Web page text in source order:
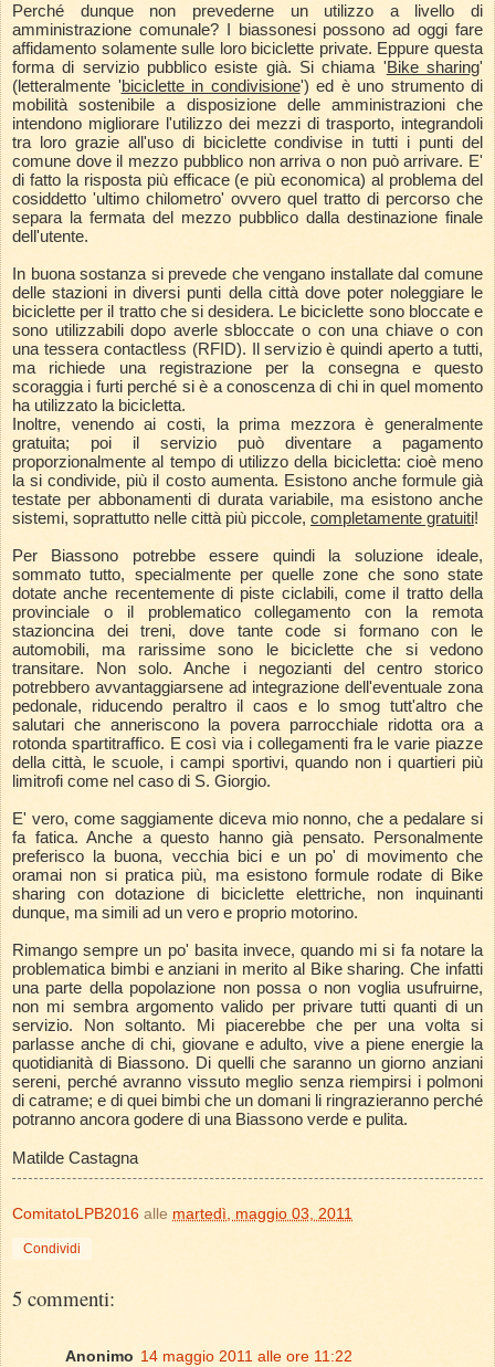
Perché dunque non prevederne un utilizzo a livello di
amministrazione comunale? I biassonesi possono ad oggi fare
affidamento solamente sulle loro biciclette private. Eppure questa
forma di servizio pubblico esiste già. Si chiama 'Bike sharing'
(letteralmente 'biciclette in condivisione') ed è uno strumento di
mobilità sostenibile a disposizione delle amministrazioni che
intendono migliorare l'utilizzo dei mezzi di trasporto, integrandoli
tra loro grazie all'uso di biciclette condivise in tutti i punti del
comune dove il mezzo pubblico non arriva o non può arrivare. E'
di fatto la risposta più efficace (e più economica) al problema del
cosiddetto 'ultimo chilometro' ovvero quel tratto di percorso che
separa la fermata del mezzo pubblico dalla destinazione finale
dell'utente.
In buona sostanza si prevede che vengano installate dal comune
delle stazioni in diversi punti della città dove poter noleggiare le
biciclette per il tratto che si desidera. Le biciclette sono bloccate e
sono utilizzabili dopo averle sbloccate o con una chiave o con
una tessera contactless (RFID). Il servizio è quindi aperto a tutti,
ma richiede una registrazione per la consegna e questo
scoraggia i furti perché si è a conoscenza di chi in quel momento
ha utilizzato la bicicletta.
Inoltre, venendo ai costi, la prima mezzora è generalmente
gratuita; poi il servizio può diventare a pagamento
proporzionalmente al tempo di utilizzo della bicicletta: cioè meno
la si condivide, più il costo aumenta. Esistono anche formule già
testate per abbonamenti di durata variabile, ma esistono anche
sistemi, soprattutto nelle città più piccole, completamente gratuiti!
Per Biassono potrebbe essere quindi la soluzione ideale,
sommato tutto, specialmente per quelle zone che sono state
dotate anche recentemente di piste ciclabili, come il tratto della
provinciale o il problematico collegamento con la remota
stazioncina dei treni, dove tante code si formano con le
automobili, ma rarissime sono le biciclette che si vedono
transitare. Non solo. Anche i negozianti del centro storico
potrebbero avvantaggiarsene ad integrazione dell'eventuale zona
pedonale, riducendo peraltro il caos e lo smog tutt'altro che
salutari che anneriscono la povera parrocchiale ridotta ora a
rotonda spartitraffico. E così via i collegamenti fra le varie piazze
della città, le scuole, i campi sportivi, quando non i quartieri più
limitrofi come nel caso di S. Giorgio.
E' vero, come saggiamente diceva mio nonno, che a pedalare si
fa fatica. Anche a questo hanno già pensato. Personalmente
preferisco la buona, vecchia bici e un po' di movimento che
oramai non si pratica più, ma esistono formule rodate di Bike
sharing con dotazione di biciclette elettriche, non inquinanti
dunque, ma simili ad un vero e proprio motorino.
Rimango sempre un po' basita invece, quando mi si fa notare la
problematica bimbi e anziani in merito al Bike sharing. Che infatti
una parte della popolazione non possa o non voglia usufruirne,
non mi sembra argomento valido per privare tutti quanti di un
servizio. Non soltanto. Mi piacerebbe che per una volta si
parlasse anche di chi, giovane e adulto, vive a piene energie la
quotidianità di Biassono. Di quelli che saranno un giorno anziani
sereni, perché avranno vissuto meglio senza riempirsi i polmoni
di catrame; e di quei bimbi che un domani li ringrazieranno perché
potranno ancora godere di una Biassono verde e pulita.
Matilde Castagna
ComitatoLPB2016 alle martedì, maggio 03, 2011
Condividi
5 commenti:
Anonimo 14 maggio 2011 alle ore 11:22